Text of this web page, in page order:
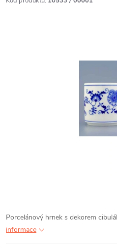
Porcelánový hrnek s dekorem
informace